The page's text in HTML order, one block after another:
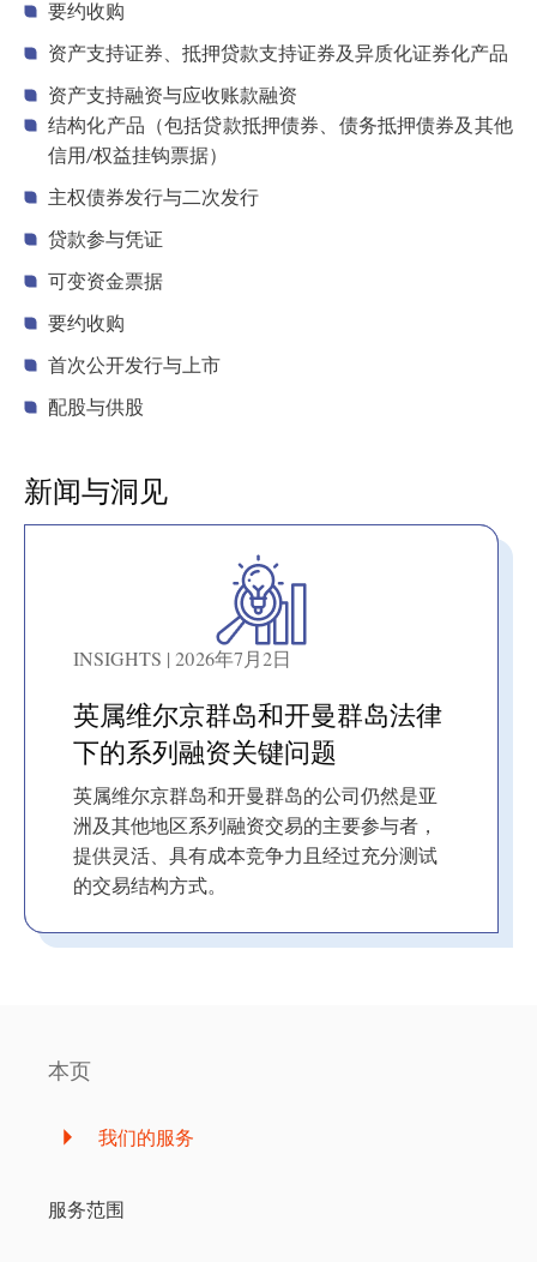
要约收购
资产支持证券、抵押贷款支持证券及异质化证券化产品
资产支持融资与应收账款融资
结构化产品（包括贷款抵押债券、债务抵押债券及其他
信用/权益挂钩票据）
主权债券发行与二次发行
贷款参与凭证
可变资金票据
要约收购
首次公开发行与上市
配股与供股
新闻与洞见
INSIGHTS | 2026年7月2日
英属维尔京群岛和开曼群岛法律
下的系列融资关键问题
英属维尔京群岛和开曼群岛的公司仍然是亚
洲及其他地区系列融资交易的主要参与者，
提供灵活、具有成本竞争力且经过充分测试
的交易结构方式。
本页
我们的服务
服务范围